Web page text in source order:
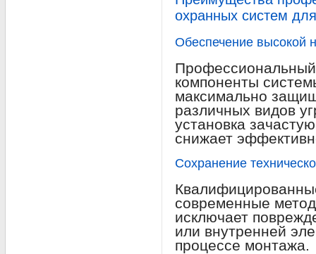
охранных систем
Обеспечение высокой
Профессиональный
компоненты
максимально
различных видов
установка
снижает
Сохранение
современные
исключает
или внутренней
процессе монтажа.